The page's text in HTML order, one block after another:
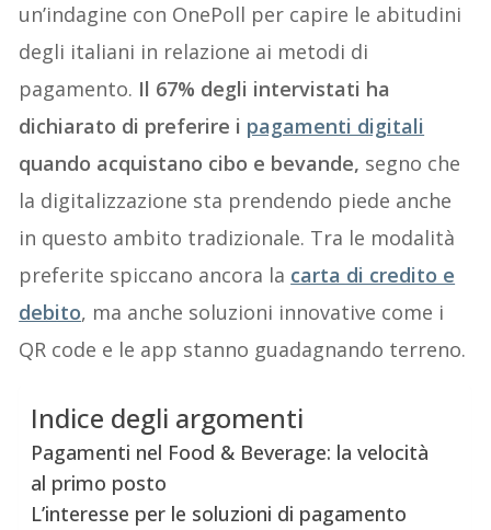
un’indagine con OnePoll per capire le abitudini
degli italiani in relazione ai metodi di
pagamento. Il 67% degli intervistati ha
dichiarato di preferire i pagamenti digitali
quando acquistano cibo e bevande, segno che
la digitalizzazione sta prendendo piede anche
in questo ambito tradizionale. Tra le modalità
preferite spiccano ancora la carta di credito e
debito, ma anche soluzioni innovative come i
QR code e le app stanno guadagnando terreno.
Indice degli argomenti
Pagamenti nel Food & Beverage: la velocità
al primo posto
L’interesse per le soluzioni di pagamento